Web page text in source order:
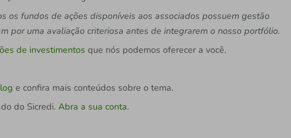
os fundos de ações disponíveis aos associados possuem gestão
por uma avaliação criteriosa antes de integrarem o nosso portfólio.
de investimentos que nós podemos oferecer a você.
e confira mais conteúdos sobre o tema.
do Sicredi. Abra a sua conta.